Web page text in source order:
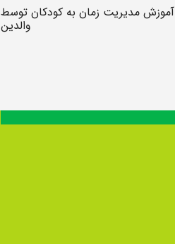
آموزش مدیریت زمان به کودکان توسط
والدین